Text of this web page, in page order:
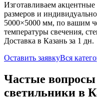
Изготавливаем акцентные
размеров и
5000×5000 мм, по вашим
температуры свечения,
Доставка в Казань за 1 дн.
Оставить заявкуВся
Частые
светильники в